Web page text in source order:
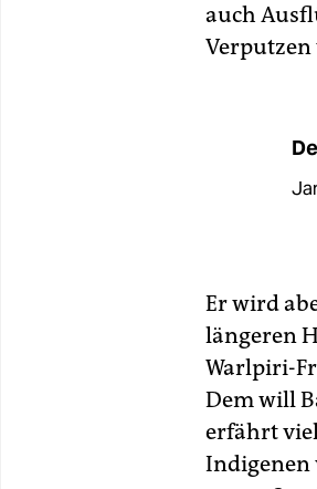
auch
Verputzen
Er wird
längeren
Warlpiri-
Dem will
erfährt
Indigenen